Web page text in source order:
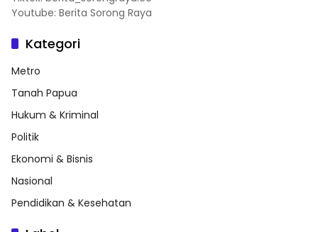
Youtube: Berita Sorong Raya
Kategori
Metro
Tanah Papua
Hukum & Kriminal
Politik
Ekonomi & Bisnis
Nasional
Pendidikan & Kesehatan